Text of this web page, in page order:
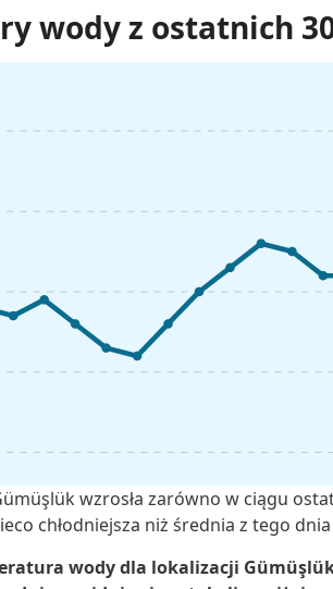
wody z ostatnich
wzrosła zarówno w ciągu
chłodniejsza niż średnia z tego
wody dla lokalizacji